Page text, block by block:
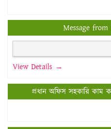
Message
View Details →
প্রধান অফিস সহকারি কাম